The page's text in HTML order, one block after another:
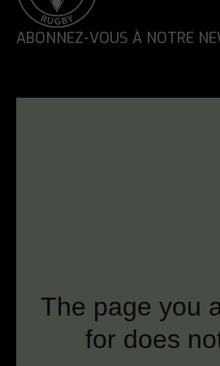
ABONNEZ-VOUS À NOTRE